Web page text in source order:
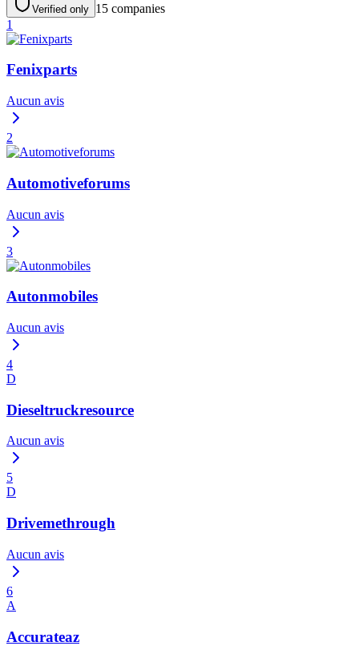
Verified only 15 companies
1
Fenixparts
Aucun avis
2
Automotiveforums
Aucun avis
3
Autonmobiles
Aucun avis
4
D
Dieseltruckresource
Aucun avis
5
D
Drivemethrough
Aucun avis
6
A
Accurateaz